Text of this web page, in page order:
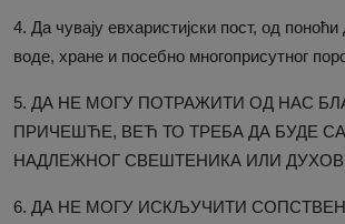
4. Да чувају евхаристијски пост, од
воде, хране и посебно многоприсутног
5. ДА НЕ МОГУ ПОТРАЖИТИ ОД НАС
ПРИЧЕШЋЕ, ВЕЋ ТО ТРЕБА ДА БУДЕ
НАДЛЕЖНОГ СВЕШТЕНИКА ИЛИ
6. ДА НЕ МОГУ ИСКЉУЧИТИ